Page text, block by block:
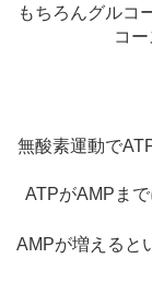
もちろんグルコ
コ
無酸素運動で
ATPがAMPま
AMPが増えると